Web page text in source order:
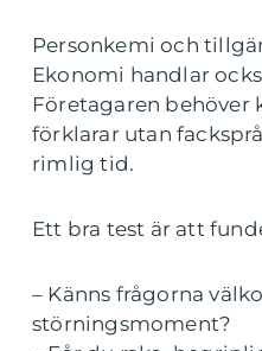
Personkemi och
Ekonomi handlar
Företagaren behöver
förklarar utan
rimlig tid.
Ett bra test är att
– Känns frågorna
störningsmoment?